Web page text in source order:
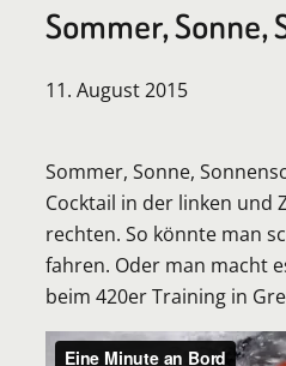
Sommer, Sonne,
11. August 2015
Sommer, Sonne,
Cocktail in der linken und
rechten. So könnte man
fahren. Oder man macht
beim 420er Training in